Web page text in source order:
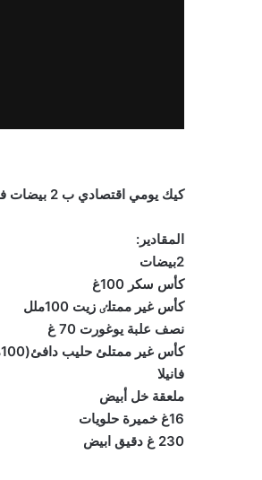
كیك يومي اقتصادي ب 2 بيضات فقط و بالحليب دافئ غتحصلي على كيكة مرتفعة جد هشة و بحجم عائلي
المقادير:
2بيضات
كأس سكر 100غ
كأس غير ممتلٸ زيت 100ملل
نصف علبة يوغورت 70 غ
كأس غير ممتلئ حليب دافئ(100ملل)
فانيلا
ملعقة خل أبيض
16غ خميرة حلويات
230 غ دقيق ابيض